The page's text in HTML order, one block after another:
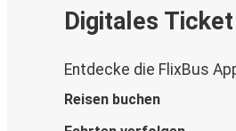
Digitales
Entdecke die FlixBus
Reisen buchen